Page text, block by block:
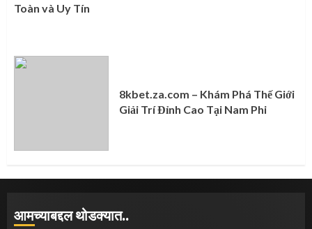
Toàn và Uy Tín
8kbet.za.com – Khám Phá Thế Giới
Giải Trí Đỉnh Cao Tại Nam Phi
आमच्याबद्दल थोडक्यात..